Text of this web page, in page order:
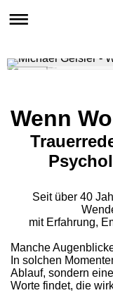
Wenn
Seit über 40
mit Erfahrung,
Manche
In solchen
Ablauf, sondern
Worte findet, die